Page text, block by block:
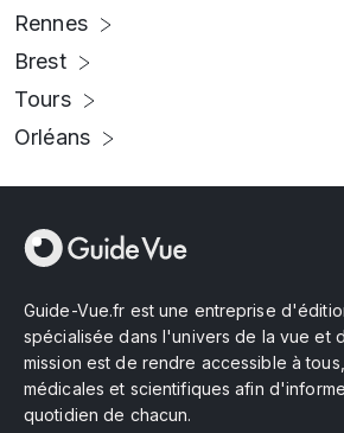
Rennes
Brest
Tours
Orléans
Guide-Vue.fr est une entreprise
spécialisée dans l'univers de la vue et
mission est de rendre accessible à
médicales et scientifiques afin
quotidien de chacun.